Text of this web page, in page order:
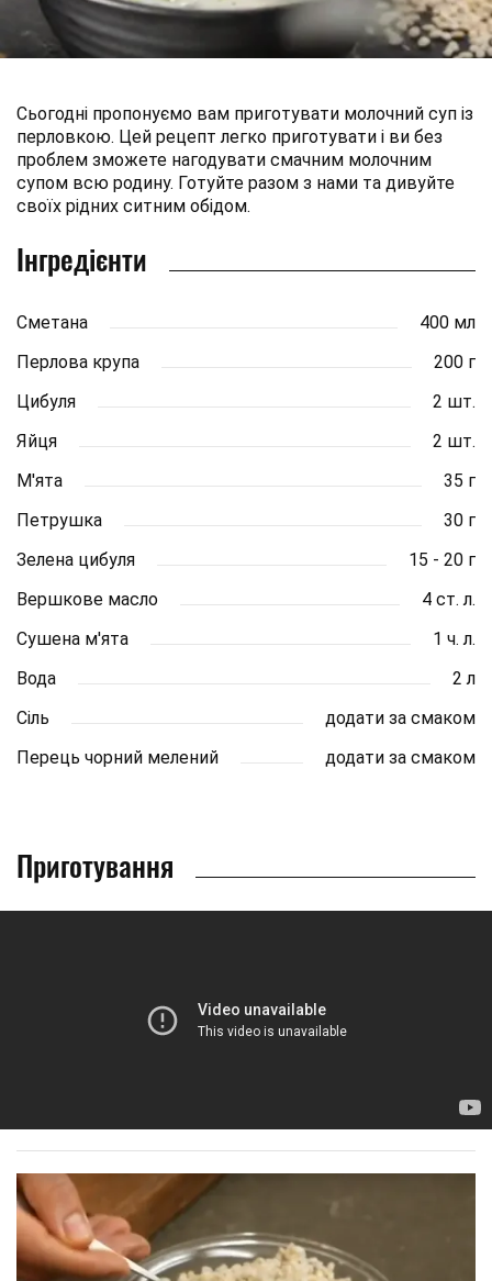
Сьогодні пропонуємо вам приготувати молочний суп із
перловкою. Цей рецепт легко приготувати і ви без
проблем зможете нагодувати смачним молочним
супом всю родину. Готуйте разом з нами та дивуйте
своїх рідних ситним обідом.
Інгредієнти
Сметана
400 мл
Перлова крупа
200 г
Цибуля
2 шт.
Яйця
2 шт.
М'ята
35 г
Петрушка
30 г
Зелена цибуля
15 - 20 г
Вершкове масло
4 ст. л.
Сушена м'ята
1 ч. л.
Вода
2 л
Сіль
додати за смаком
Перець чорний мелений
додати за смаком
Приготування